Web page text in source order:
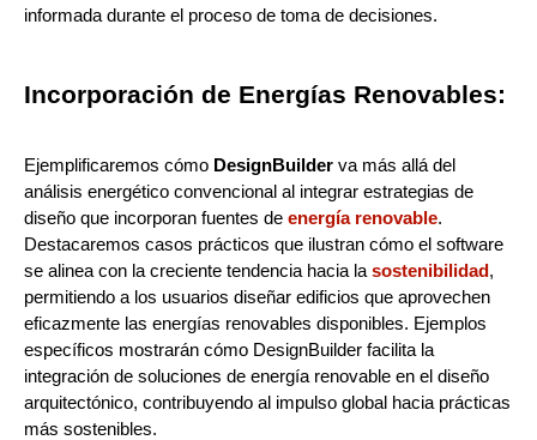
informada durante el proceso de toma de decisiones.
Incorporación de Energías Renovables:
Ejemplificaremos cómo DesignBuilder va más allá del
análisis energético convencional al integrar estrategias de
diseño que incorporan fuentes de energía renovable.
Destacaremos casos prácticos que ilustran cómo el software
se alinea con la creciente tendencia hacia la sostenibilidad,
permitiendo a los usuarios diseñar edificios que aprovechen
eficazmente las energías renovables disponibles. Ejemplos
específicos mostrarán cómo DesignBuilder facilita la
integración de soluciones de energía renovable en el diseño
arquitectónico, contribuyendo al impulso global hacia prácticas
más sostenibles.